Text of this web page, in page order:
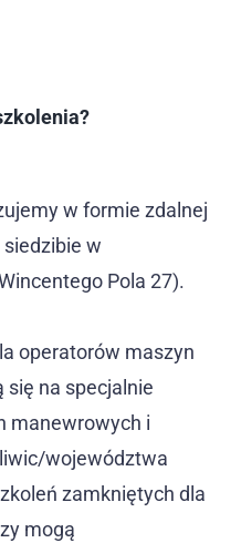
w formie zdalnej
siedzibie w
Pola 27).
operatorów maszyn
na specjalnie
manewrowych i
województwa
zamkniętych dla
mogą